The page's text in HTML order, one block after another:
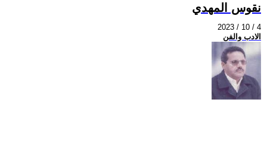
نقوس المهدي
2023 / 10 / 4
الادب والفن